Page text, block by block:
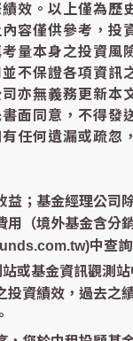
效。以上僅為歷
容僅供參考，投
量本身之投資風
不保證各項資訊
亦無義務更新本
面同意，不得發
任何遺漏或疏忽
；基金經理公司
（境外基金含分
中查詢
或基金資訊觀測
資績效，過去之